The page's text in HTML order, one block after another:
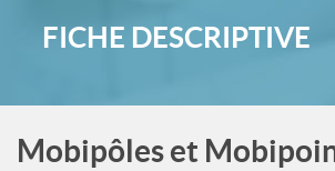
FICHE DESCRIPTIVE
Mobipôles et